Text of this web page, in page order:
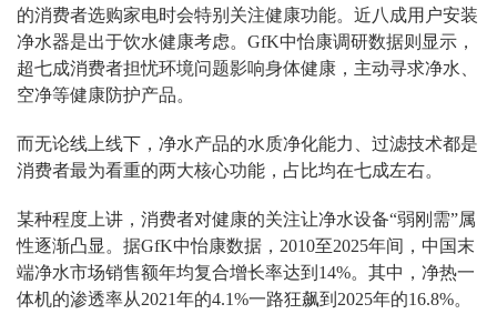
的消费者选购家电时会特别关注健康功能。近八成用户安装
净水器是出于饮水健康考虑。 GfK中怡康调研数据则显示，
超七成消费者担忧环境问题影响身体健康，主动寻求净水、
空净等健康防护产品。
而无论线上线下，净水产品的水质净化能力、过滤技术都是
消费者最为看重的两大核心功能，占比均在七成左右。
某种程度上讲，消费者对健康的关注让净水设备“弱刚需”属
性逐渐凸显。据GfK中怡康数据， 2010至2025年间，中国末
端净水市场销售额年均复合增长率达到 14%。其中，净热一
体机的渗透率从2021年的4.1%一路狂飙到 2025年的16.8%。